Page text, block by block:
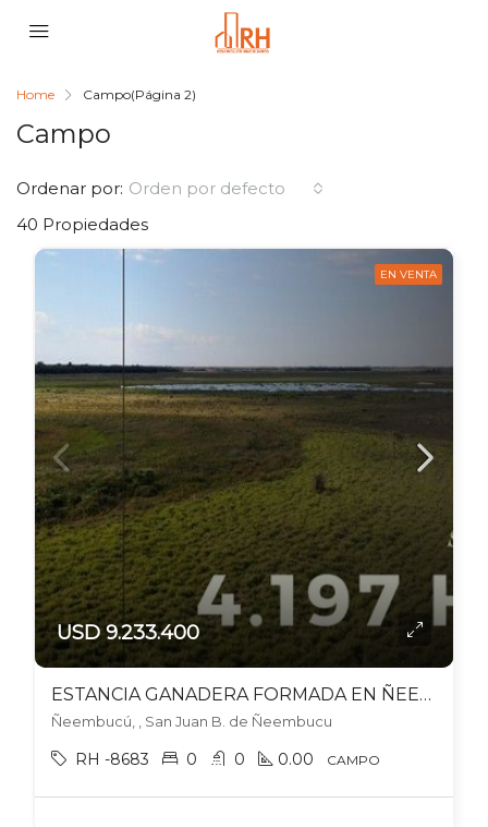
Home Campo(Página 2)
Campo
40 Propiedades
Ordenar por: Orden por defecto
EN VENTA
USD 9.233.400
ESTANCIA GANADERA FORMADA EN ÑEEMBUCÚ | ESCALA, INFRAESTRUCTURA Y PROD INMEDIATA
Ñeembucú, , San Juan B. de Ñeembucu
RH -8683 0 0 0.00 CAMPO